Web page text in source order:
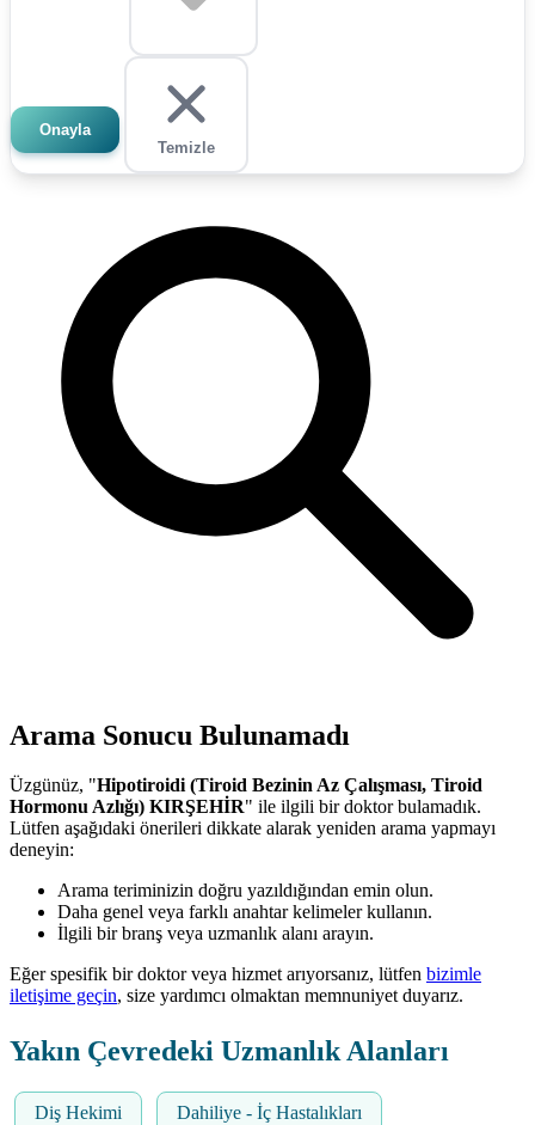
Onayla
Temizle
Arama Sonucu Bulunamadı
Üzgünüz, "Hipotiroidi (Tiroid Bezinin Az Çalışması, Tiroid
Hormonu Azlığı) KIRŞEHİR" ile ilgili bir doktor bulamadık.
Lütfen aşağıdaki önerileri dikkate alarak yeniden arama yapmayı
deneyin:
Arama teriminizin doğru yazıldığından emin olun.
Daha genel veya farklı anahtar kelimeler kullanın.
İlgili bir branş veya uzmanlık alanı arayın.
Eğer spesifik bir doktor veya hizmet arıyorsanız, lütfen bizimle
iletişime geçin, size yardımcı olmaktan memnuniyet duyarız.
Yakın Çevredeki Uzmanlık Alanları
Diş Hekimi Dahiliye - İç Hastalıkları